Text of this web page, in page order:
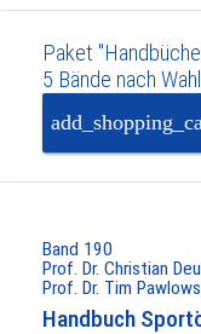
Paket
5 Bände nach
Band 190
Prof. Dr. Christian
Prof. Dr. Tim
Handbuch